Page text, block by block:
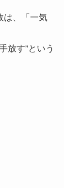
は、「一気
放す”という